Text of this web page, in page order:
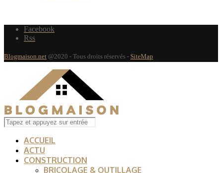
Facebook
Rss
Blogmaison.net @2020 - Tous droits réservés - SiteMap
ACCUEIL
ACTU
CONSTRUCTION
BRICOLAGE & OUTILLAGE